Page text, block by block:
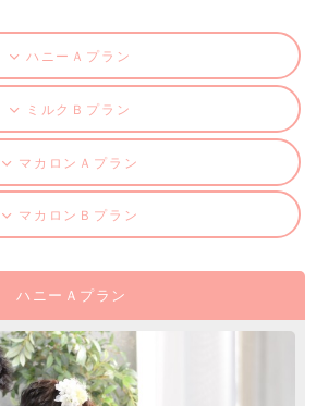
ハニーＡプラン
ミルクＢプラン
マカロンＡプラン
マカロンＢプラン
ハニーＡプラン